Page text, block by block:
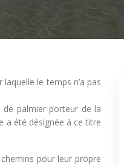
le temps n’a pas
de palmier porteur de la
a été désignée à ce titre
pour leur propre